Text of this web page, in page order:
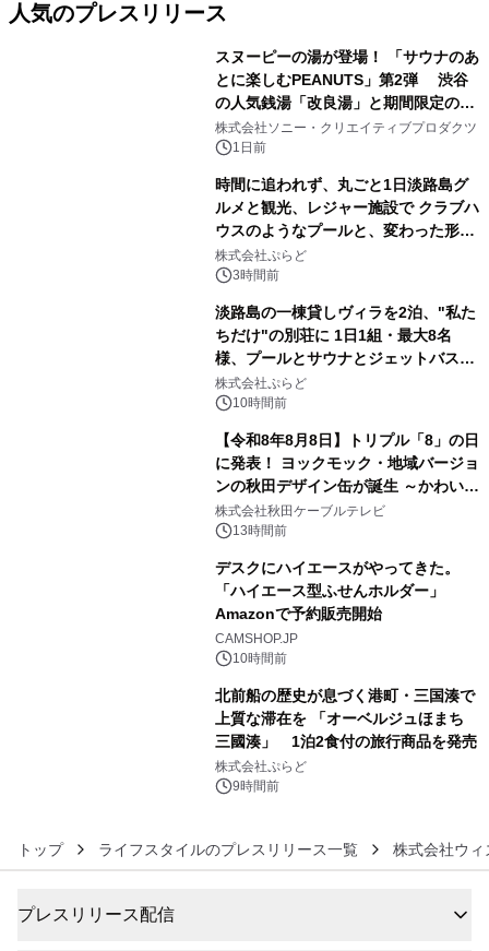
人気のプレスリリース
スヌーピーの湯が登場！ 「サウナのあ
とに楽しむPEANUTS」第2弾 渋谷
の人気銭湯「改良湯」と期間限定のコ
ラボレーション サウナイキタイコラ
ボグッズも発売決定！
株式会社ソニー・クリエイティブプロダクツ
1日前
時間に追われず、丸ごと1日淡路島グ
ルメと観光、レジャー施設で クラブハ
ウスのようなプールと、変わった形の
サウナも 「THE BOXY AWAJI」のお
得な素泊まり連泊プランで
株式会社ぷらど
3時間前
淡路島の一棟貸しヴィラを2泊、"私た
ちだけ"の別荘に 1日1組・最大8名
様、プールとサウナとジェットバス付
きで Villa Mon Temps AWAJIの連泊
素泊りプラン
株式会社ぷらど
10時間前
【令和8年8月8日】トリプル「8」の日
に発表！ ヨックモック・地域バージョ
ンの秋田デザイン缶が誕生 ～かわいい
秋田犬の子犬と秋田の四季と名所を巡
るパッケージ～ 9月1日(火)秋田県内で
株式会社秋田ケーブルテレビ
13時間前
デスクにハイエースがやってきた。
「ハイエース型ふせんホルダー」
Amazonで予約販売開始
CAMSHOP.JP
10時間前
北前船の歴史が息づく港町・三国湊で
上質な滞在を 「オーベルジュほまち
三國湊」 1泊2食付の旅行商品を発売
株式会社ぷらど
9時間前
トップ ライフスタイルのプレスリリース一覧 株式会社ウ
プレスリリース配信